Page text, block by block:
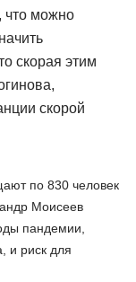
что можно
скорая этим
скорой
по 830 человек
Моисеев
пандемии,
и риск для